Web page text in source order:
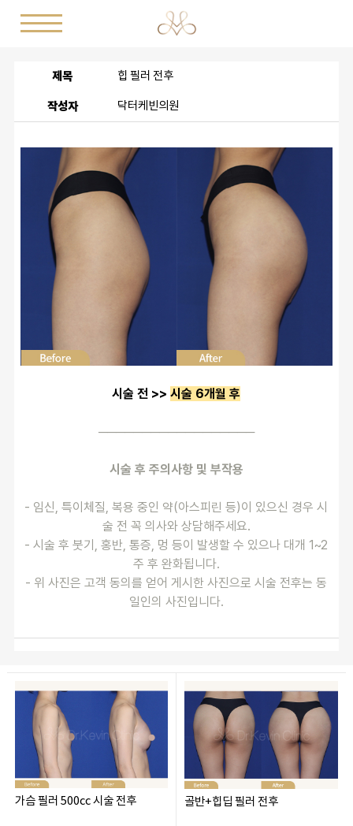
제목 힙 필러 전후
작성자 닥터케빈의원
시술 전 >> 시술 6개월 후
──────────────────
시술 후 주의사항 및 부작용
- 임신, 특이체질, 복용 중인 약(아스피린 등)이 있으신 경우 시
술 전 꼭 의사와 상담해주세요.
- 시술 후 붓기, 홍반, 통증, 멍 등이 발생할 수 있으나 대개 1~2
주 후 완화됩니다.
- 위 사진은 고객 동의를 얻어 게시한 사진으로 시술 전후는 동
일인의 사진입니다.
가슴 필러 500cc 시술 전후 골반+힙딥 필러 전후